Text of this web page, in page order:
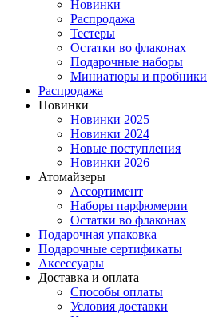
Новинки
Распродажа
Тестеры
Остатки во флаконах
Подарочные наборы
Миниатюры и пробники
Распродажа
Новинки
Новинки 2025
Новинки 2024
Новые поступления
Новинки 2026
Атомайзеры
Ассортимент
Наборы парфюмерии
Остатки во флаконах
Подарочная упаковка
Подарочные сертификаты
Аксессуары
Доставка и оплата
Способы оплаты
Условия доставки